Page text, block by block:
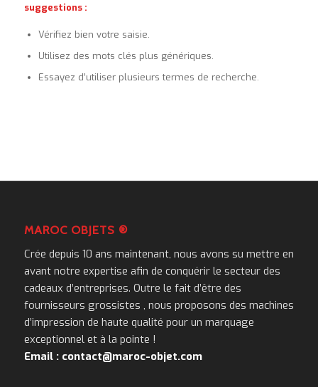
suggestions :
Vérifiez bien votre saisie.
Utilisez des mots clés plus génériques.
Essayez d’utiliser plusieurs termes de recherche.
MAROC OBJETS ®
Crée depuis 10 ans maintenant, nous avons su mettre en
avant notre expertise afin de conquérir le secteur des
cadeaux d’entreprises. Outre le fait d’être des
fournisseurs grossistes , nous proposons des machines
d’impression de haute qualité pour un marquage
exceptionnel et à la pointe !
Email : contact@maroc-objet.com